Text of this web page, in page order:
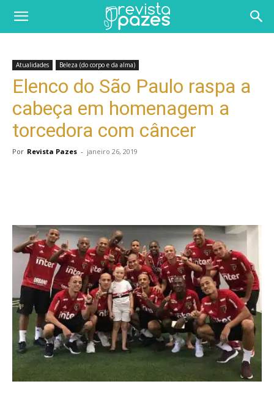
Atualidades Beleza (do corpo e da alma)
Elenco do São Paulo raspa a
cabeça em homenagem a
torcedora com câncer
Por Revista Pazes - janeiro 26, 2019